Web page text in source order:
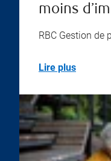
moins
RBC Gestion de
Lire plus